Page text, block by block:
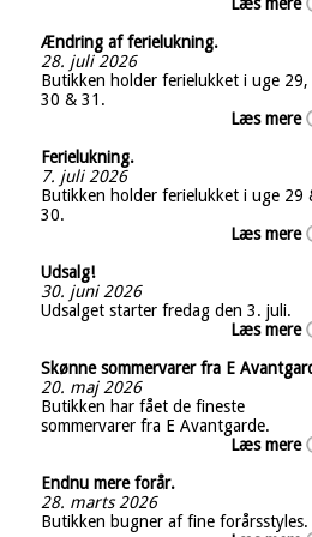
Ændring af ferielukning.
28. juli 2026
Butikken holder ferielukket i uge 29,
30 & 31.
Læs mere
Ferielukning.
7. juli 2026
Butikken holder ferielukket i uge 29
30.
Læs mere
Udsalg!
30. juni 2026
Udsalget starter fredag den 3. juli.
Læs mere
Skønne sommervarer fra E
20. maj 2026
Butikken har fået de fineste
sommervarer fra E Avantgarde.
Læs mere
Endnu mere forår.
28. marts 2026
Butikken bugner af fine forårsstyles.